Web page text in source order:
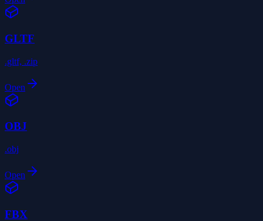
GLTF
.gltf, .zip
Open
OBJ
.obj
Open
FBX